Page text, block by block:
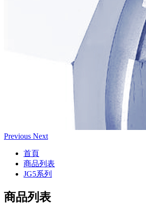
Previous Next
首頁
商品列表
JG5系列
商品列表